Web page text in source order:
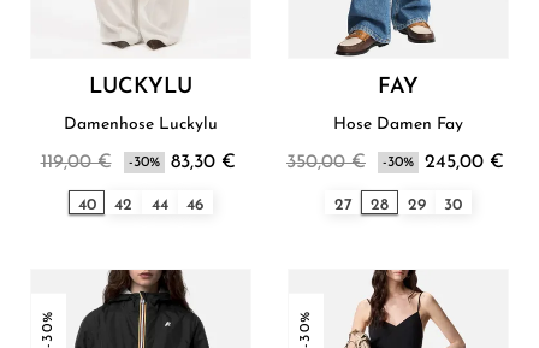
LUCKYLU
Damenhose Luckylu
119,00 € -30% 83,30 €
40 42 44 46
FAY
Hose Damen Fay
350,00 € -30% 245,00 €
27 28 29 30
-30% -30%